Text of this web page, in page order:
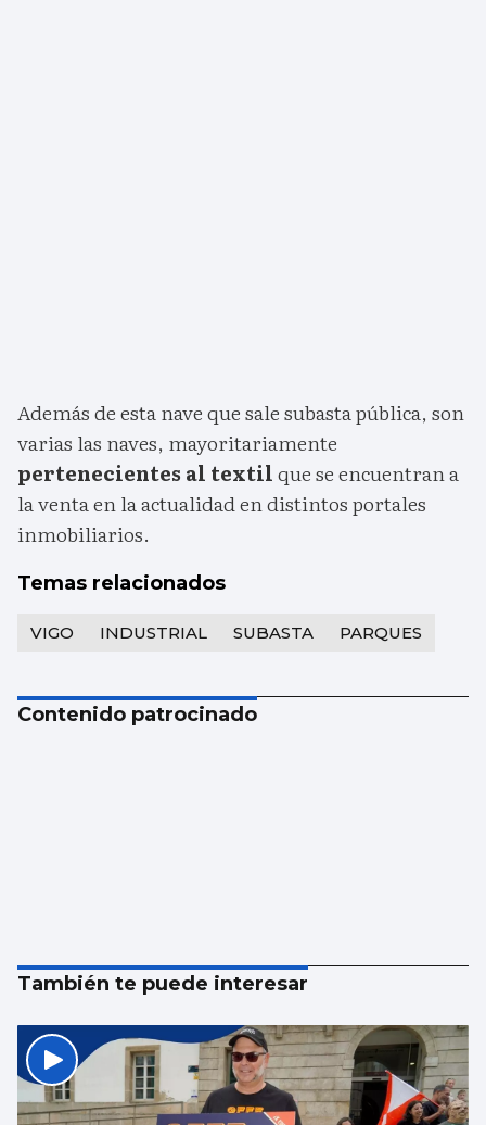
Además de esta nave que sale subasta pública, son
varias las naves, mayoritariamente
pertenecientes al textilque se encuentran a
la venta en la actualidad en distintos portales
inmobiliarios.
Temas relacionados
VIGO INDUSTRIAL SUBASTA PARQUES
Contenido patrocinado
También te puede interesar